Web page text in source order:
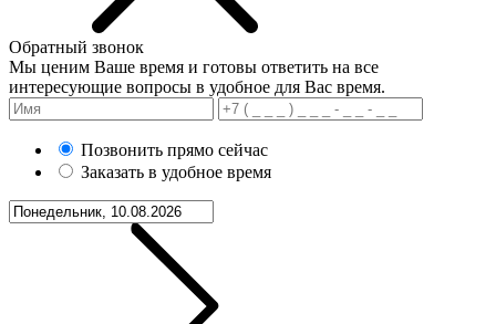
Обратный звонок
Мы ценим Ваше время и готовы ответить на все
интересующие вопросы в удобное для Вас время.
Позвонить прямо сейчас
Заказать в удобное время